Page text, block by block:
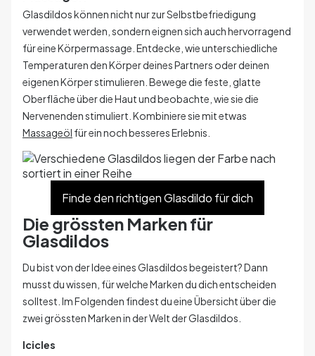
Glasdildos können nicht nur zur Selbstbefriedigung
verwendet werden, sondern eignen sich auch hervorragend
für eine Körpermassage. Entdecke, wie unterschiedliche
Temperaturen den Körper deines Partners oder deinen
eigenen Körper stimulieren. Bewege die feste, glatte
Oberfläche über die Haut und beobachte, wie sie die
Nervenenden stimuliert. Kombiniere sie mit etwas
Massageöl für ein noch besseres Erlebnis.
Finde den richtigen Glasdildo für dich
Die grössten Marken für
Glasdildos
Du bist von der Idee eines Glasdildos begeistert? Dann
musst du wissen, für welche Marken du dich entscheiden
solltest. Im Folgenden findest du eine Übersicht über die
zwei grössten Marken in der Welt der Glasdildos.
Icicles